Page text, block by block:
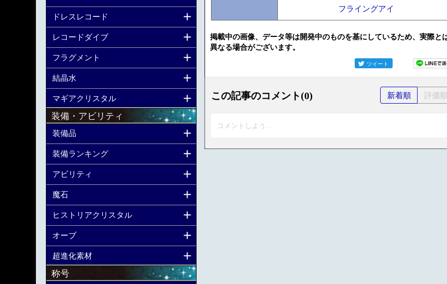
フライングアイ
掲載中の画像、データ等は開発中のものを基にしているため、実際と
異なる場合がございます。
ツイート
この記事のコメント(0) 新着順 評価
コメントしよう...
ドレスレコード
レコードダイブ
フラグメント
結晶水
マギアクリスタル
装備・アビリティ
装備品
装備ランキング
アビリティ
魔石
ヒストリアクリスタル
オーブ
超進化素材
称号